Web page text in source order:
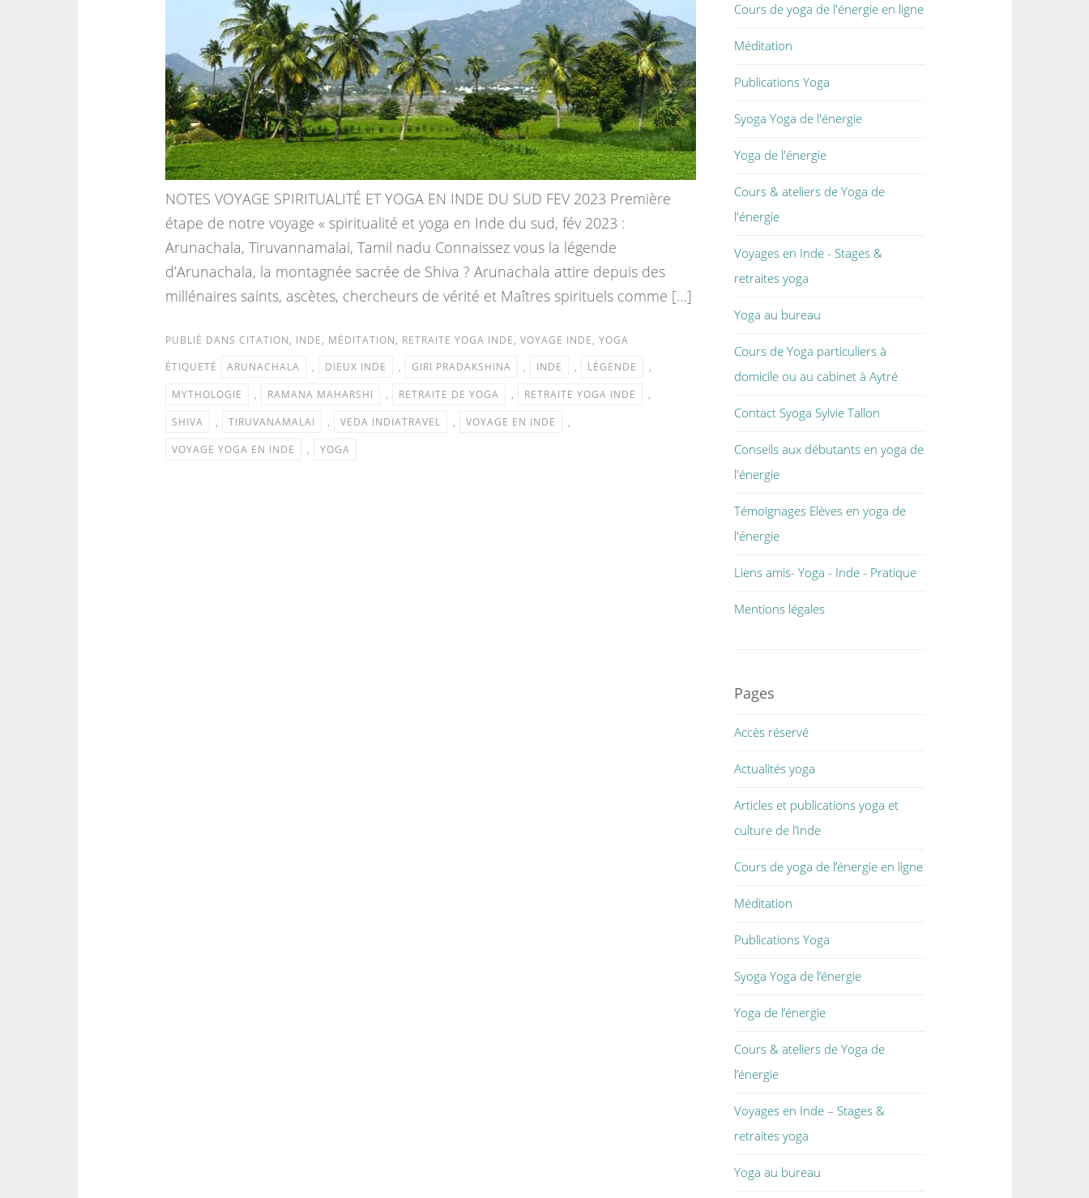
NOTES VOYAGE SPIRITUALITÉ ET YOGA EN INDE DU SUD FEV 2023 Première
étape de notre voyage « spiritualité et yoga en Inde du sud, fév 2023 :
Arunachala, Tiruvannamalai, Tamil nadu Connaissez vous la légende
d’Arunachala, la montagnée sacrée de Shiva ? Arunachala attire depuis des
millénaires saints, ascètes, chercheurs de vérité et Maîtres spirituels comme […]
PUBLIÉ DANS CITATION, INDE, MÉDITATION, RETRAITE YOGA INDE, VOYAGE INDE, YOGA
ÉTIQUETÉ
ARUNACHALA , DIEUX INDE , GIRI PRADAKSHINA , INDE , LÉGENDE
,
MYTHOLOGIE
, RAMANA MAHARSHI , RETRAITE DE YOGA , RETRAITE YOGA INDE
,
SHIVA
, TIRUVANAMALAI , VEDA INDIATRAVEL , VOYAGE EN INDE
,
VOYAGE YOGA EN INDE
, YOGA
Cours de yoga de l'énergie en ligne
Méditation
Publications Yoga
Syoga Yoga de l'énergie
Yoga de l'énergie
Cours & ateliers de Yoga de
l'énergie
Voyages en Inde - Stages &
retraites yoga
Yoga au bureau
Cours de Yoga particuliers à
domicile ou au cabinet à Aytré
Contact Syoga Sylvie Tallon
Conseils aux débutants en yoga de
l'énergie
Témoignages Elèves en yoga de
l'énergie
Liens amis- Yoga - Inde - Pratique
Mentions légales
Pages
Accès réservé
Actualités yoga
Articles et publications yoga et
culture de l’Inde
Cours de yoga de l’énergie en ligne
Méditation
Publications Yoga
Syoga Yoga de l’énergie
Yoga de l’énergie
Cours & ateliers de Yoga de
l’énergie
Voyages en Inde – Stages &
retraites yoga
Yoga au bureau